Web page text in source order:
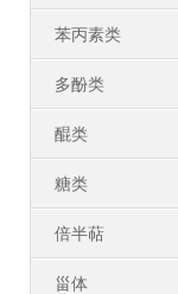
苯丙素类
多酚类
醌类
糖类
倍半萜
甾体